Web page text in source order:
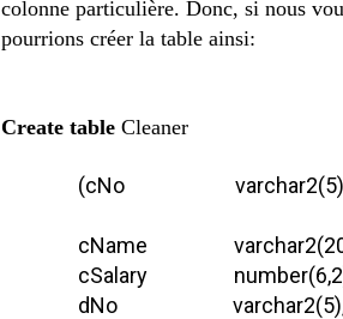
colonne particulière. Donc, si nous
pourrions créer la table ainsi:
Create table Cleaner
(cNo
cName
cSalary
dNo